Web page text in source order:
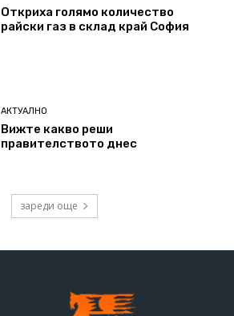
Откриха голямо количество
райски газ в склад край София
АКТУАЛНО
Вижте какво реши
правителството днес
зареди още